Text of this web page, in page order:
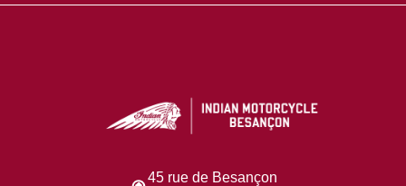
45 rue de Besançon